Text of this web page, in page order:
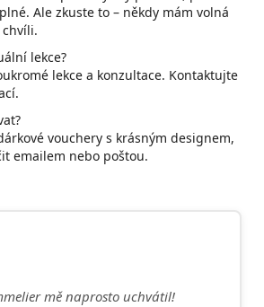
Ale zkuste to – někdy mám volná
lekce?
lekce a konzultace. Kontaktujte
vouchery s krásným designem,
emailem nebo poštou.
mě naprosto uchvátil!